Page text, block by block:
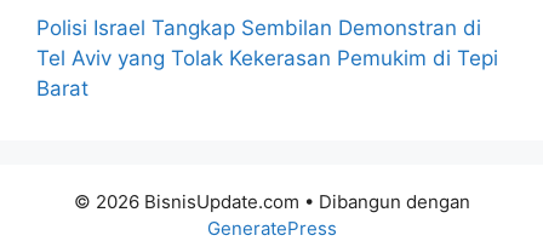
Polisi Israel Tangkap Sembilan Demonstran di
Tel Aviv yang Tolak Kekerasan Pemukim di Tepi
Barat
© 2026 BisnisUpdate.com • Dibangun dengan
GeneratePress